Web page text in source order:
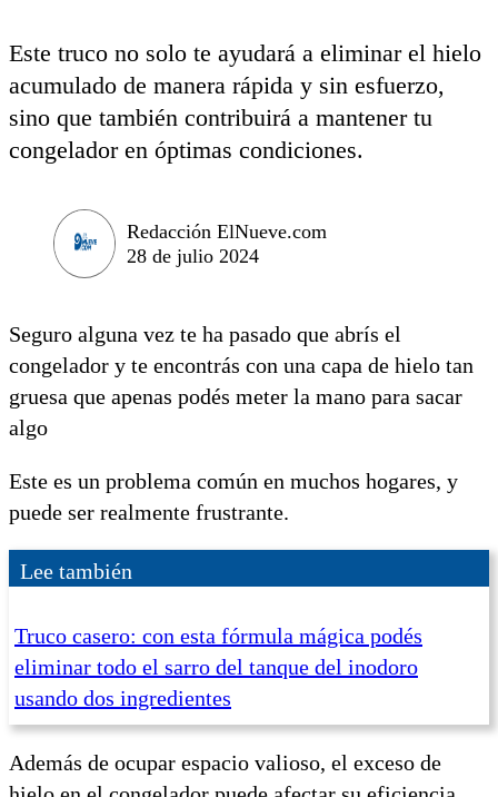
Este truco no solo te ayudará a eliminar el hielo
acumulado de manera rápida y sin esfuerzo,
sino que también contribuirá a mantener tu
congelador en óptimas condiciones.
Redacción ElNueve.com
28 de julio 2024
Seguro alguna vez te ha pasado que abrís el
congelador y te encontrás con una capa de hielo tan
gruesa que apenas podés meter la mano para sacar
algo
Este es un problema común en muchos hogares, y
puede ser realmente frustrante.
Lee también
Truco casero: con esta fórmula mágica podés
eliminar todo el sarro del tanque del inodoro
usando dos ingredientes
Además de ocupar espacio valioso, el exceso de